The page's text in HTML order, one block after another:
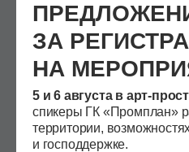
ЗА
НА
5 и 6 августа в арт-
cпикеры ГК «Промплан»
территории,
и господдержке.